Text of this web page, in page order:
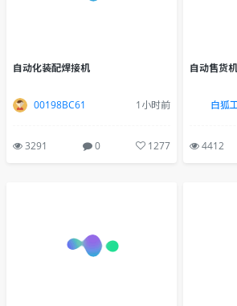
自动化装配焊接机
00198BC61 1小时前
3291 0 1277
自动售货
白狐
4412